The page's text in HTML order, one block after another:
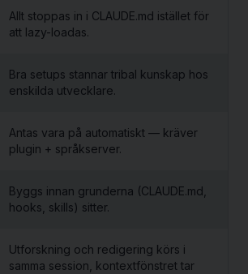
Allt stoppas in i CLAUDE.md istället för
att lazy-loadas.
Bra setups stannar tribal kunskap hos
enskilda utvecklare.
Antas vara på automatiskt — kräver
plugin + språkserver.
Byggs innan grunderna (CLAUDE.md,
hooks, skills) sitter.
Utforskning och redigering körs i
samma session, kontextfönstret tar